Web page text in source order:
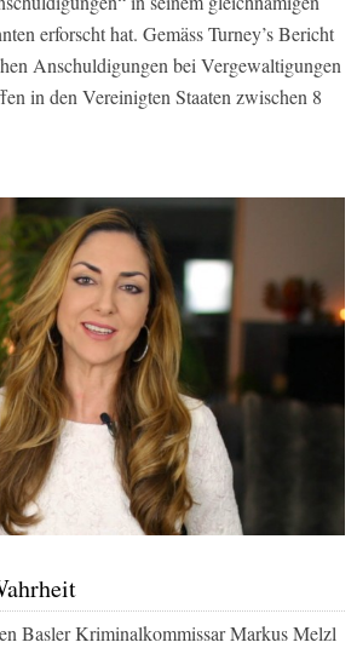
erforscht hat. Gemäss Turney’s Bericht
Anschuldigungen bei Vergewaltigungen
in den Vereinigten Staaten zwischen 8
Basler Kriminalkommissar Markus Melzl